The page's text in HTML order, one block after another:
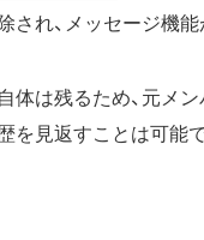
され、メッセージ機能
体は残るため、元メ
を見返すことは可能で